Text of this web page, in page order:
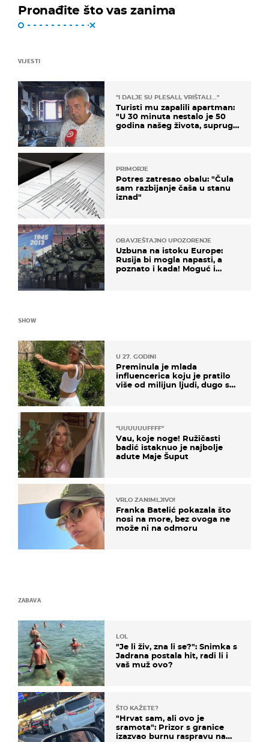
Pronađite što vas zanima
VIJESTI
"I DALJE SU PLESALI, VRIŠTALI..."
Turisti mu zapalili apartman:
"U 30 minuta nestalo je 50
godina našeg života, supruga
PRIMORJE
Potres zatresao obalu: "Čula
sam razbijanje čaša u stanu
iznad"
OBAVJEŠTAJNO UPOZORENJE
Uzbuna na istoku Europe:
Rusija bi mogla napasti, a
poznato i kada! Moguć i
SHOW
U 27. GODINI
Preminula je mlada
influencerica koju je pratilo
više od milijun ljudi, dugo se
"UUUUUUFFFF"
Vau, koje noge! Ružičasti
badić istaknuo je najbolje
adute Maje Šuput
VRLO ZANIMLJIVO!
Franka Batelić pokazala što
nosi na more, bez ovoga ne
može ni na odmoru
ZABAVA
LOL
"Je li živ, zna li se?": Snimka s
Jadrana postala hit, radi li i
vaš muž ovo?
ŠTO KAŽETE?
"Hrvat sam, ali ovo je
sramota": Prizor s granice
izazvao burnu raspravu na